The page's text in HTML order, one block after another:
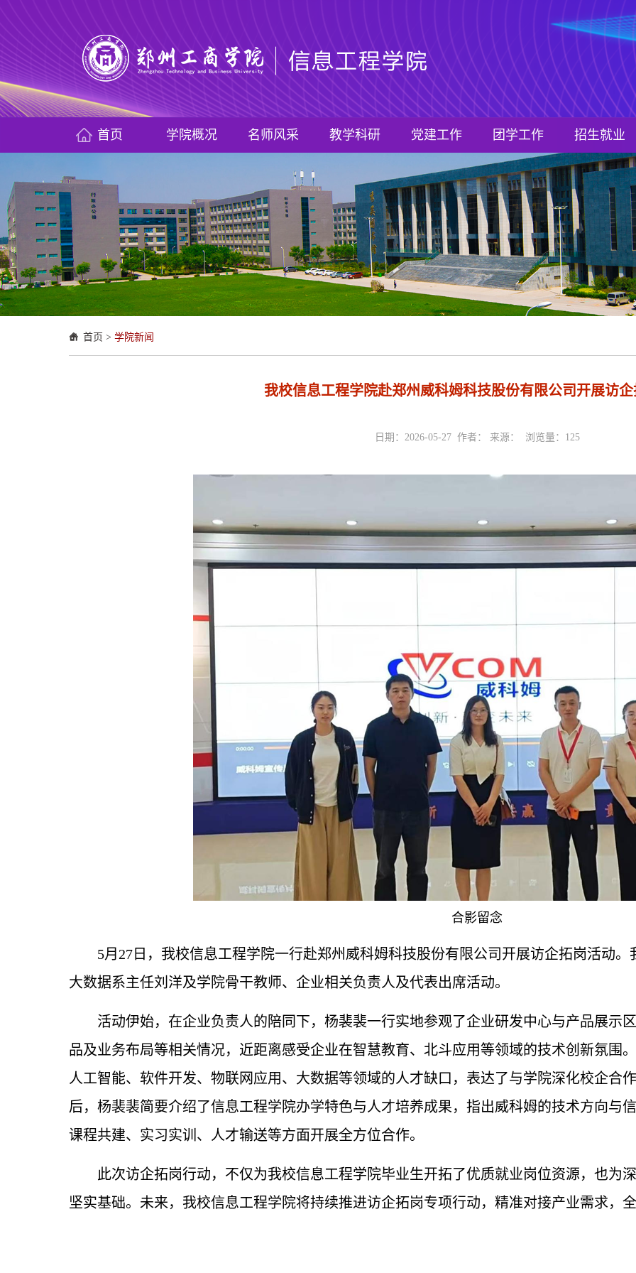
首页 学院概况 名师风采 教学科研 党建工作 团学工作 招生就业
首页 > 学院新闻
我校信息工程学院赴郑州威科姆科技股份有限公司开展访
日期：2026-05-27 作者： 来源： 浏览量： 125
合影留念
5月27日，我校信息工程学院一行赴郑州威科姆科技股份有限公司开展访企拓岗活动
大数据系主任刘洋及学院骨干教师、企业相关负责人及代表出席活动。
活动伊始，在企业负责人的陪同下，杨裴裴一行实地参观了企业研发中心与产品展示
品及业务布局等相关情况，近距离感受企业在智慧教育、北斗应用等领域的技术创新氛围
人工智能、软件开发、物联网应用、大数据等领域的人才缺口，表达了与学院深化校企合
后，杨裴裴简要介绍了信息工程学院办学特色与人才培养成果，指出威科姆的技术方向与
课程共建、实习实训、人才输送等方面开展全方位合作。
此次访企拓岗行动，不仅为我校信息工程学院毕业生开拓了优质就业岗位资源，也为
坚实基础。未来，我校信息工程学院将持续推进访企拓岗专项行动，精准对接产业需求，